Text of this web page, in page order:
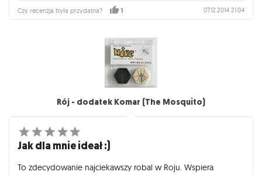
Czy recenzja była przydatna? 1 07.12.2014 21:04
Rój - dodatek Komar (The Mosquito)
Jak dla mnie ideał :)
To zdecydowanie najciekawszy robal w Roju. Wspiera